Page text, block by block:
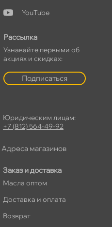
Заказ и доставка
Масла оптом
Доставка и оплата
озврат
YouTube
Рассылка
Узнавайте первыми о
акциях и скидках:
Подписаться
Юридическим лицам:
+7 (812) 564-49-92
Адреса магазино